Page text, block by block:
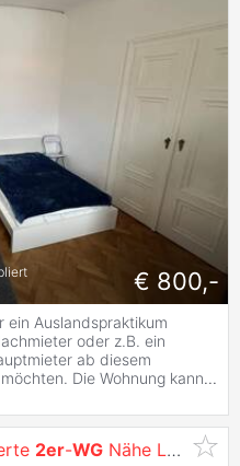
€ 800,-
ein Auslandspraktikum
oder z.B. ein
ab diesem
Die Wohnung kann...
2er-WG Nähe Lendplatz - am Lendkai